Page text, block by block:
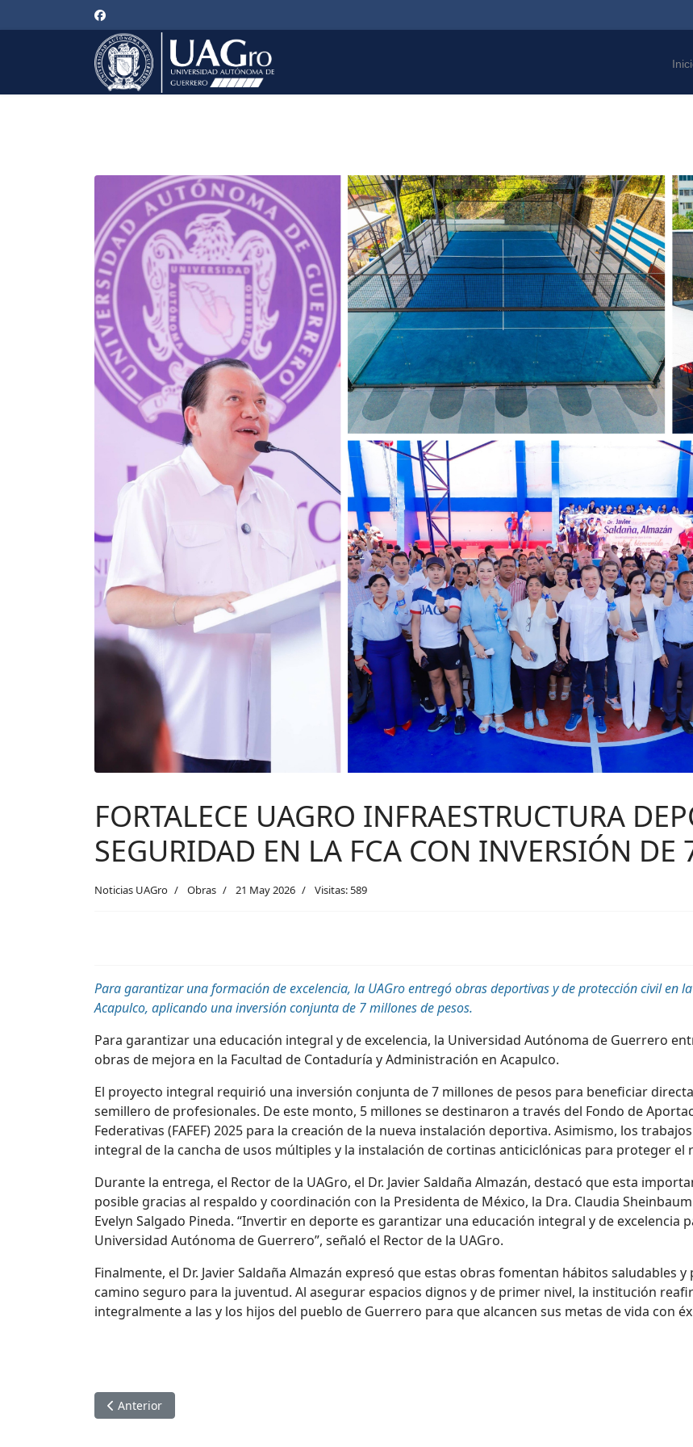
FORTALECE UAGRO INFRAESTRUCTURA
SEGURIDAD EN LA FCA CON INVERSIÓN DE
Noticias UAGro Obras 21 May 2026 Visitas: 589
Para garantizar una formación de excelencia, la UAGro entregó obras deportivas y de protección civil en
Acapulco, aplicando una inversión conjunta de 7 millones de pesos.
Para garantizar una educación integral y de excelencia, la Universidad Autónoma de Guerrero
obras de mejora en la Facultad de Contaduría y Administración en Acapulco.
El proyecto integral requirió una inversión conjunta de 7 millones de pesos para beneficiar
semillero de profesionales. De este monto, 5 millones se destinaron a través del Fondo de
Federativas (FAFEF) 2025 para la creación de la nueva instalación deportiva. Asimismo, los
integral de la cancha de usos múltiples y la instalación de cortinas anticiclónicas para proteger
Durante la entrega, el Rector de la UAGro, el Dr. Javier Saldaña Almazán, destacó que esta
posible gracias al respaldo y coordinación con la Presidenta de México, la Dra. Claudia
Evelyn Salgado Pineda. “Invertir en deporte es garantizar una educación integral y de excelencia
Universidad Autónoma de Guerrero”, señaló el Rector de la UAGro.
Finalmente, el Dr. Javier Saldaña Almazán expresó que estas obras fomentan hábitos saludables
camino seguro para la juventud. Al asegurar espacios dignos y de primer nivel, la institución
integralmente a las y los hijos del pueblo de Guerrero para que alcancen sus metas de vida con
Artículo anterior: LA UAGRO MODERNIZA LA FACULTAD DE PSICOLOGÍA EN ACAPULCO CON INVERSIÓN
Anterior